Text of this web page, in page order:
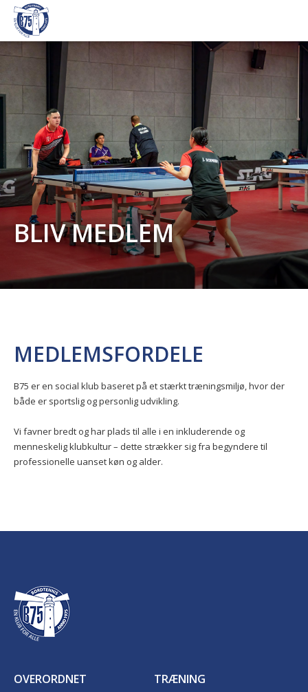
BLIV MEDLEM
MEDLEMSFORDELE
B75 er en social klub baseret på et stærkt træningsmiljø, hvor der
både er sportslig og personlig udvikling.
Vi favner bredt og har plads til alle i en inkluderende og
menneskelig klubkultur – dette strækker sig fra begyndere til
professionelle uanset køn og alder.
OVERORDNET TRÆNING